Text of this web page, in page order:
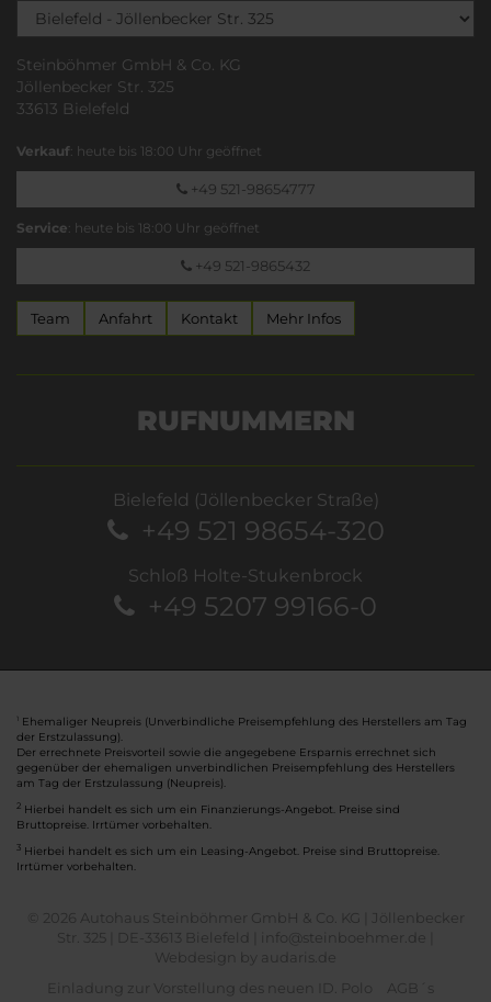
Steinböhmer GmbH & Co. KG
Jöllenbecker Str. 325
33613 Bielefeld
Verkauf: heute bis 18:00 Uhr geöffnet
+49 521-98654777
Service: heute bis 18:00 Uhr geöffnet
+49 521-9865432
Team Anfahrt Kontakt Mehr Infos
RUFNUMMERN
Bielefeld (Jöllenbecker Straße)
+49 521 98654-320
Schloß Holte-Stukenbrock
+49 5207 99166-0
Ehemaliger Neupreis (Unverbindliche Preisempfehlung des Herstellers am Tag
der Erstzulassung).
Der errechnete Preisvorteil sowie die angegebene Ersparnis errechnet sich
gegenüber der ehemaligen unverbindlichen Preisempfehlung des Herstellers
am Tag der Erstzulassung (Neupreis).
2 Hierbei handelt es sich um ein Finanzierungs-Angebot. Preise sind
Bruttopreise. Irrtümer vorbehalten.
3 Hierbei handelt es sich um ein Leasing-Angebot. Preise sind Bruttopreise.
Irrtümer vorbehalten.
© 2026 Autohaus Steinböhmer GmbH & Co. KG | Jöllenbecker
Str. 325 | DE-33613 Bielefeld | info@steinboehmer.de |
Webdesign by audaris.de
Einladung zur Vorstellung des neuen ID. Polo
AGB´s